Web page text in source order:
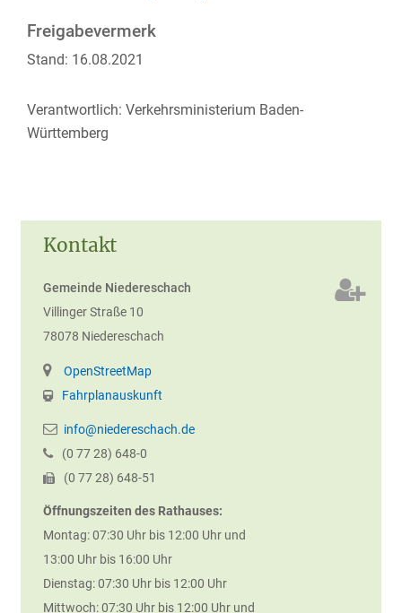
Kontakt
Gemeinde Niedereschach
Villinger Straße 10
78078 Niedereschach
OpenStreetMap
Fahrplanauskunft
info@niedereschach.de
(0 7728) 648-0
(0 7728) 648-51
Öffnungszeiten des Rathauses:
Montag: 07:30 Uhr bis 12:00 Uhr und
13:00 Uhr bis 16:00 Uhr
Dienstag: 07:30 Uhr bis 12:00 Uhr
Mittwoch: 07:30 Uhr bis 12:00 Uhr und
Freigabevermerk
Stand: 16.08.2021
Verantwortlich: Verkehrsministerium Baden-
Württemberg